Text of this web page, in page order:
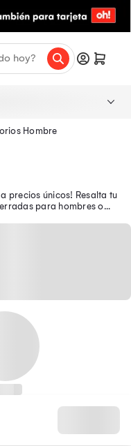
Hombre
precios únicos! Resalta tu
para hombres o